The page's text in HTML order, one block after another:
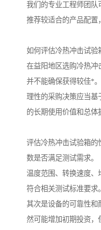
我们的专业工程师团队
推荐较适合的产品配置
如何评估冷热冲击试验
在益阳地区选购冷热冲
并不能确保获得较佳*。
理性的采购决策应当基
的长期使用价值和总体
评估冷热冲击试验箱的
数是否满足测试需求。
温度范围、转换速度、
符合相关测试标准要求。
其次是设备的可靠性和
然可能增加初期投资